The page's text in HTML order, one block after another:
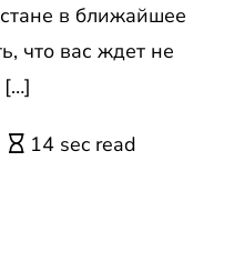
в ближайшее
что вас ждет не
[…]
14 sec read